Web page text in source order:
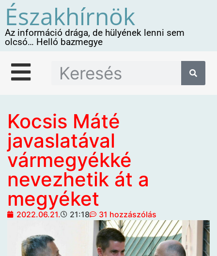
Északhírnök
Az információ drága, de hülyének lenni sem
olcsó… Helló bazmegye
Kocsis Máté
javaslatával
vármegyékké
nevezhetik át a
megyéket
2022.06.21. 21:18 31 hozzászólás